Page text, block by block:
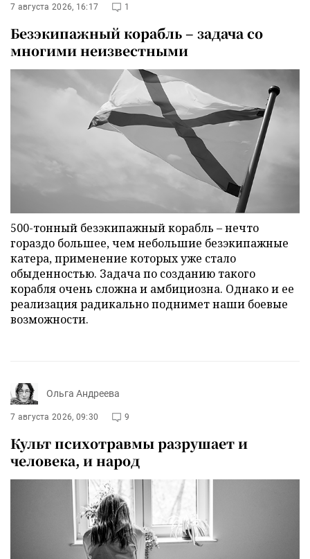
7 августа 2026, 16:17 1
Безэкипажный корабль – задача со
многими неизвестными
500-тонный безэкипажный корабль – нечто
гораздо большее, чем небольшие безэкипажные
катера, применение которых уже стало
обыденностью. Задача по созданию такого
корабля очень сложна и амбициозна. Однако и ее
реализация радикально поднимет наши боевые
возможности.
Ольга Андреева
7 августа 2026, 09:30 9
Культ психотравмы разрушает и
человека, и народ